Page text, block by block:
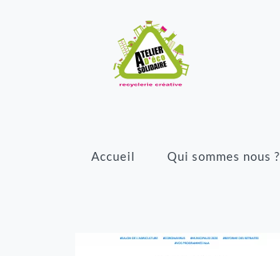
Accueil Qui sommes nous ?